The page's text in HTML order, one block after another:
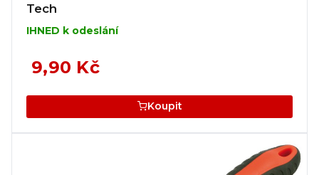
Tech
IHNED k odeslání
9,90 Kč
Koupit